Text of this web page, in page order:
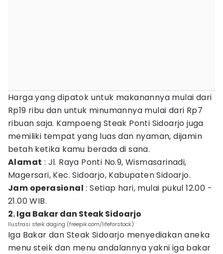
Harga yang dipatok untuk makanannya mulai dari
Rp19 ribu dan untuk minumannya mulai dari Rp7
ribuan saja. Kampoeng Steak Ponti Sidoarjo juga
memiliki tempat yang luas dan nyaman, dijamin
betah ketika kamu berada di sana.
Alamat : Jl. Raya Ponti No.9, Wismasarinadi,
Magersari, Kec. Sidoarjo, Kabupaten Sidoarjo.
Jam operasional : Setiap hari, mulai pukul 12.00 -
21.00 WIB.
2. Iga Bakar dan Steak Sidoarjo
Ilustrasi steik daging (freepik.com/lifeforstock)
Iga Bakar dan Steak Sidoarjo menyediakan aneka
menu steik dan menu andalannya yakni iga bakar